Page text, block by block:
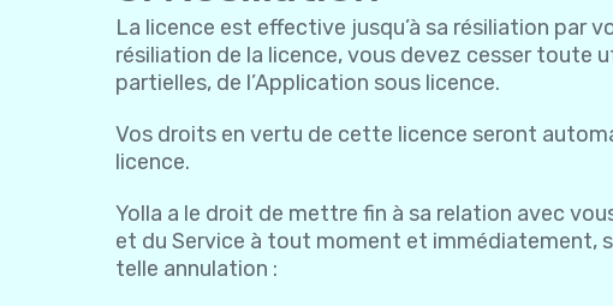
La licence est effective jusqu’à sa résiliation par
résiliation de la licence, vous devez cesser toute
partielles, de l’Application sous licence.
Vos droits en vertu de cette licence seront
licence.
Yolla a le droit de mettre fin à sa relation avec
et du Service à tout moment et immédiatement,
telle annulation :